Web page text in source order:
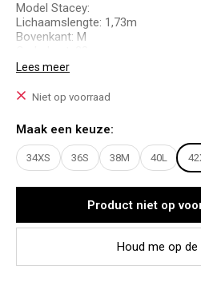
Model Stacey:
Lichaamslengte: 1,73m
Bovenkant: M
Het model draagt een maat 38
Pasvorm:
- Valt midwaist
- Bevat geen stretch
- Binnenbeenlengte maat 38: 81 CM
- Binnebeenlengte maat 42: 82 CM
Lees meer
Niet op voorraad
Maak een keuze:
34XS 36S 38M 40L
Product niet op
Houd me op